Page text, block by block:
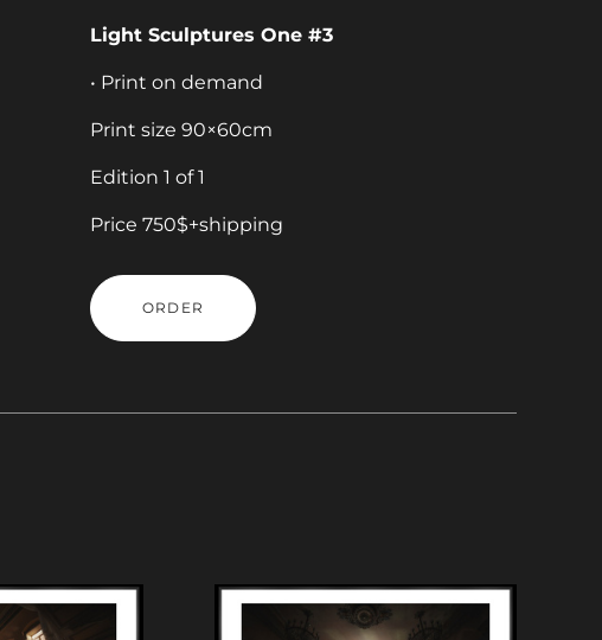
Light Sculptures One #3
• Print on demand
Print size 90×60cm
Edition 1 of 1
Price 750$+shipping
ORDER